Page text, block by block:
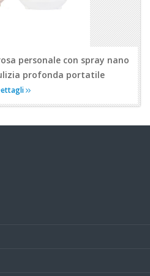
personale con spray nano
profonda portatile